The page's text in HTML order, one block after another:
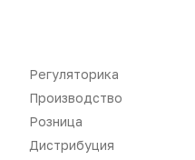
Дистрибуция
Аналитика
Регуляторика
Производство
Розница
Дистрибуция